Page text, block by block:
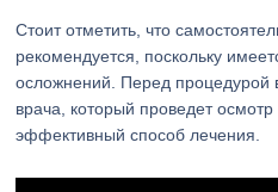
Стоит отметить, что
рекомендуется, поскольку
осложнений. Перед процедурой
врача, который проведет
эффективный способ лечения.